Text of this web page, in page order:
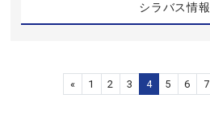
シラバス情報
« 1 2 3 4 5 6 7